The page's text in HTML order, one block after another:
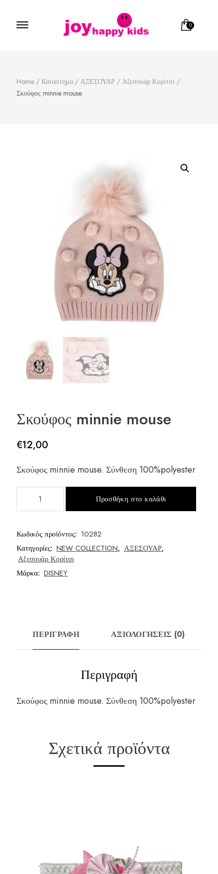
0
Home / Κατάστημα / ΑΞΕΣΟΥΑΡ / Αξεσουάρ Κορίτσι /
Σκούφος minnie mouse
Σκούφος minnie mouse
€12,00
Σκούφος minnie mouse. Σύνθεση 100%polyester
Προσθήκη στο καλάθι
Κωδικός προϊόντος: 10282
Κατηγορίες: NEW COLLECTION, ΑΞΕΣΟΥΑΡ,
Αξεσουάρ Κορίτσι
Μάρκα: DISNEY
ΠΕΡΙΓΡΑΦΉ ΑΞΙΟΛΟΓΉΣΕΙΣ (0)
Περιγραφή
Σκούφος minnie mouse. Σύνθεση 100%polyester
Σχετικά προϊόντα